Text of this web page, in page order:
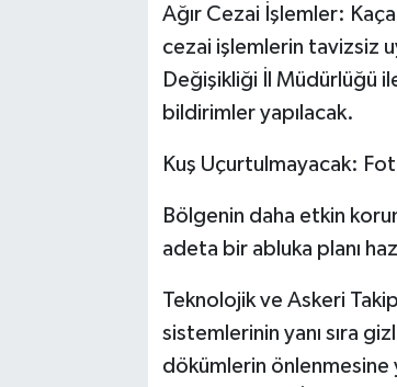
Ağır Cezai İşlemler:
cezai işlemlerin tavizsiz
Değişikliği İl Müdürlüğü
bildirimler yapılacak.
Kuş Uçurtulmayacak:
Bölgenin daha etkin
adeta bir abluka planı
Teknolojik ve Askeri
sistemlerinin yanı sıra
dökümlerin önlenmesine